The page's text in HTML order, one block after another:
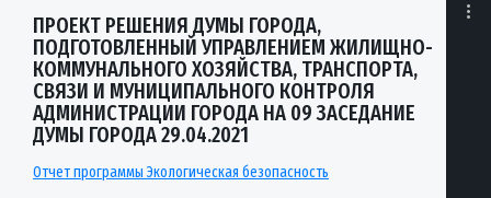
ПРОЕКТ РЕШЕНИЯ ДУМЫ ГОРОДА,
ПОДГОТОВЛЕННЫЙ УПРАВЛЕНИЕМ ЖИЛИЩНО-
КОММУНАЛЬНОГО ХОЗЯЙСТВА, ТРАНСПОРТА,
СВЯЗИ И МУНИЦИПАЛЬНОГО КОНТРОЛЯ
АДМИНИСТРАЦИИ ГОРОДА НА 09 ЗАСЕДАНИЕ
ДУМЫ ГОРОДА 29.04.2021
Отчет программы Экологическая безопасность